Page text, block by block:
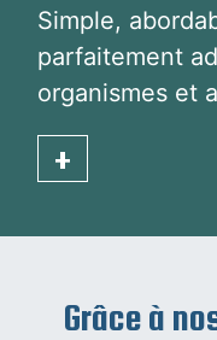
Simple,
parfaitement
organismes et
Grâce à